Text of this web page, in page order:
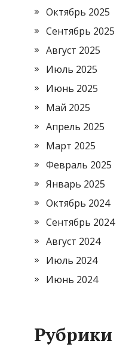
Октябрь 2025
Сентябрь 2025
Август 2025
Июль 2025
Июнь 2025
Май 2025
Апрель 2025
Март 2025
Февраль 2025
Январь 2025
Октябрь 2024
Сентябрь 2024
Август 2024
Июль 2024
Июнь 2024
Рубрики